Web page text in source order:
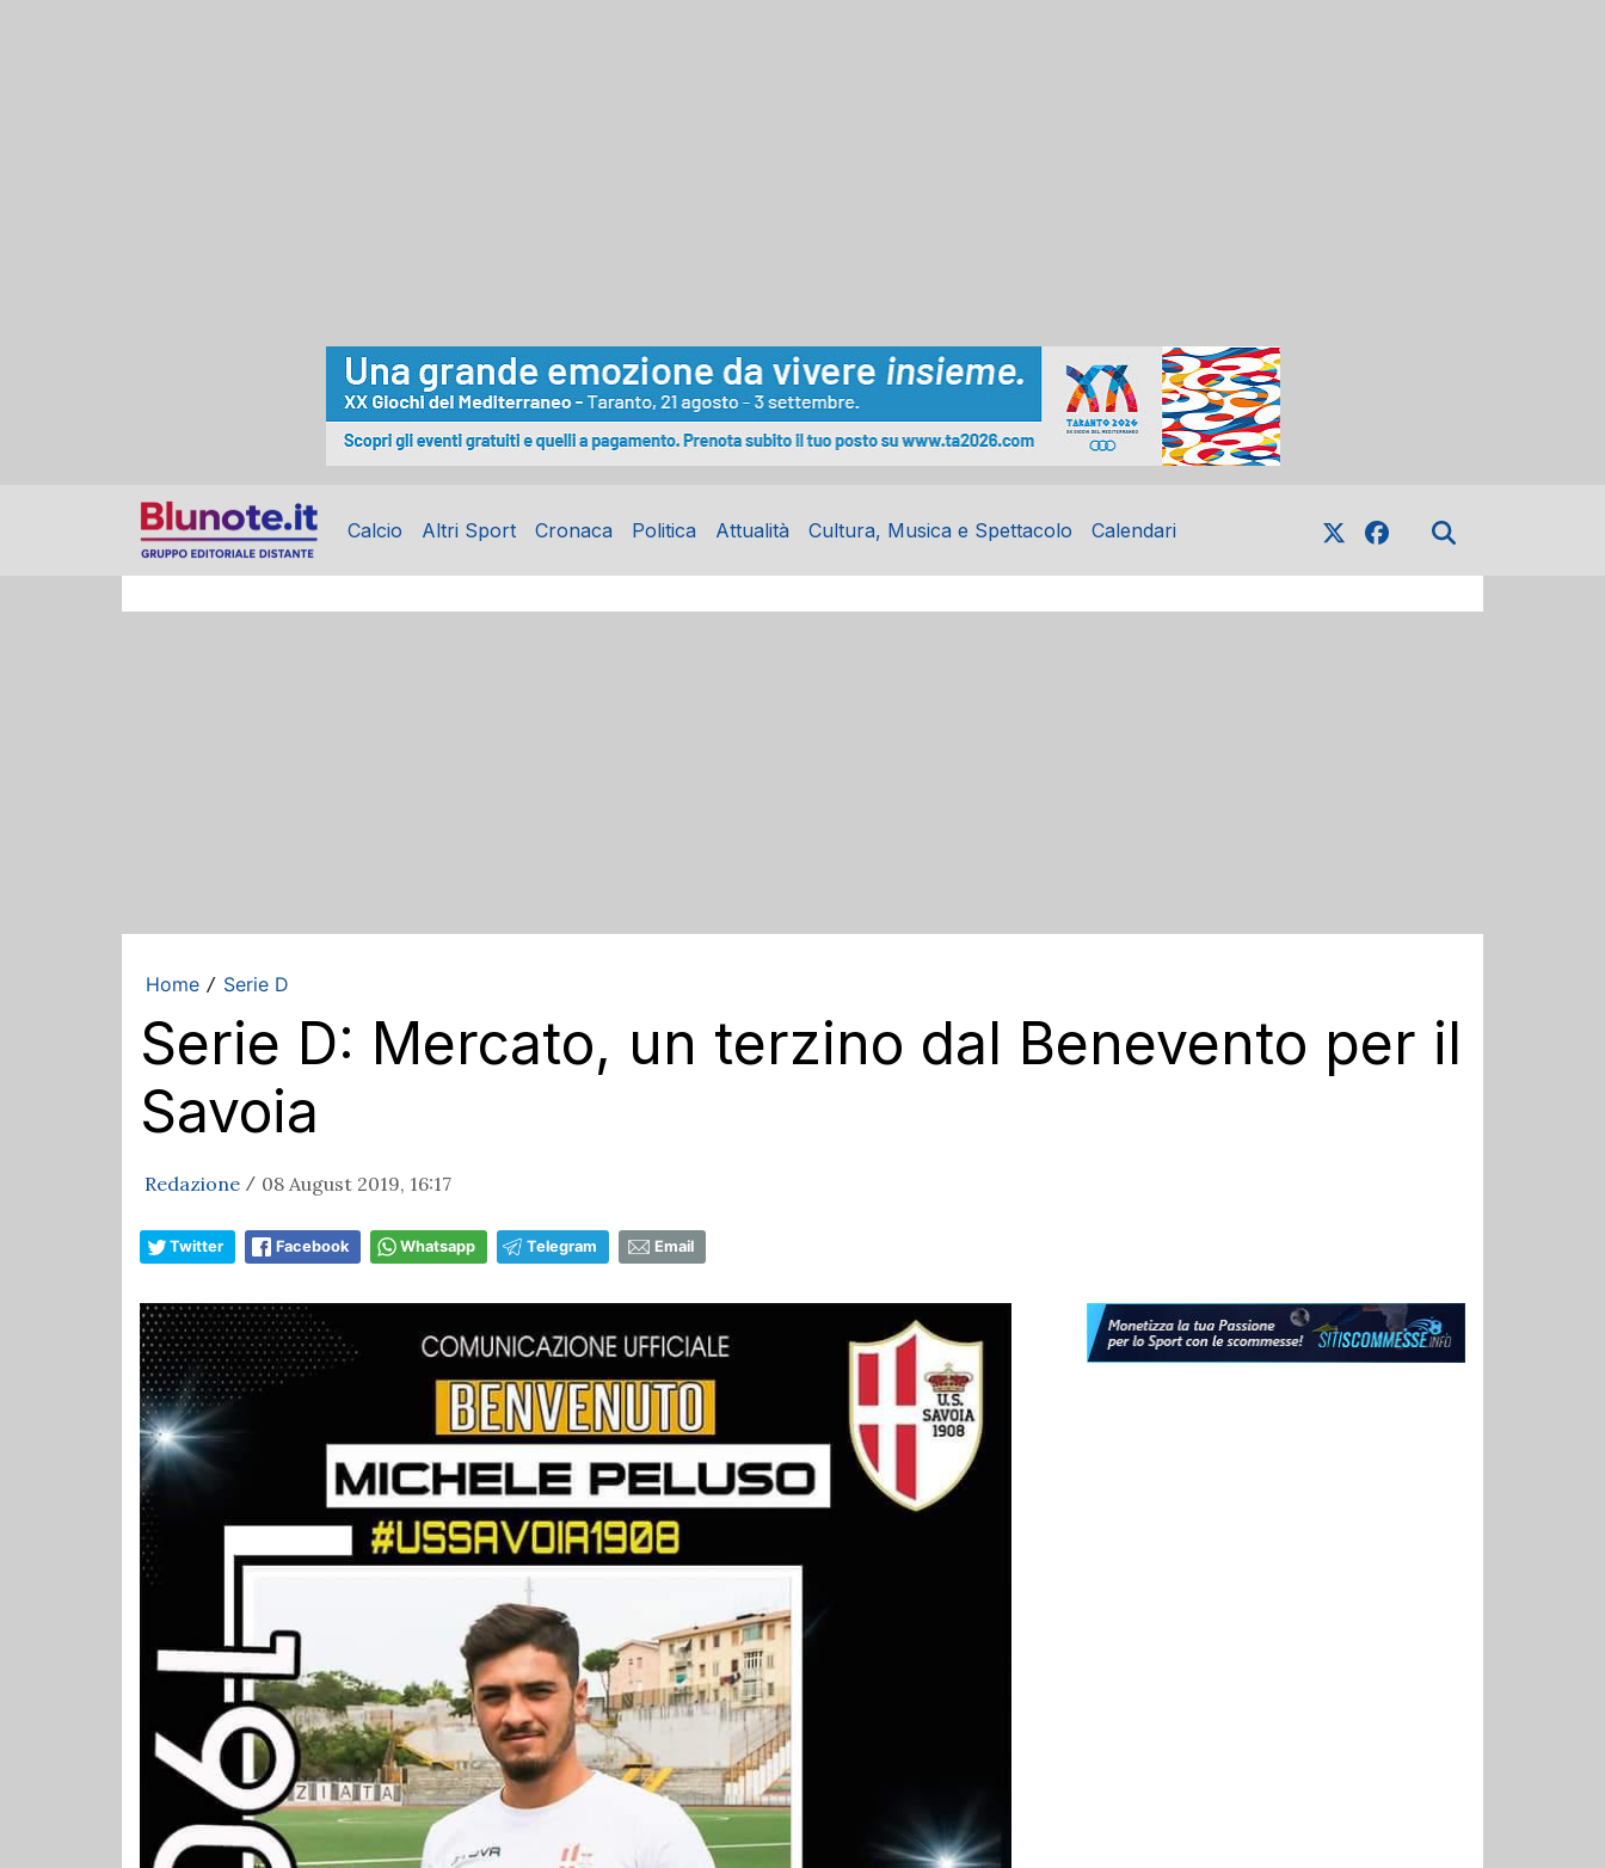
Calcio Altri Sport Cronaca Politica Attualità Cultura, Musica e Spettacolo Calendari
Home / Serie D
Serie D: Mercato, un terzino dal Benevento per il
Savoia
Redazione / 08 August 2019, 16:17
Twitter Facebook Whatsapp Telegram Email